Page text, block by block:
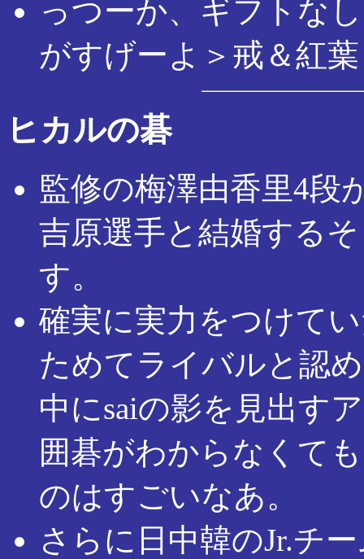
っつーか、ギフトな
がすげーよ＞戒＆紅葉
ヒカルの碁
監修の梅澤由香里4段
吉原選手と結婚する
す。
確実に実力をつけて
ためてライバルと認
中にsaiの影を見出す
囲碁がわからなくて
のはすごいなあ。
さらに日中韓のJr.チ